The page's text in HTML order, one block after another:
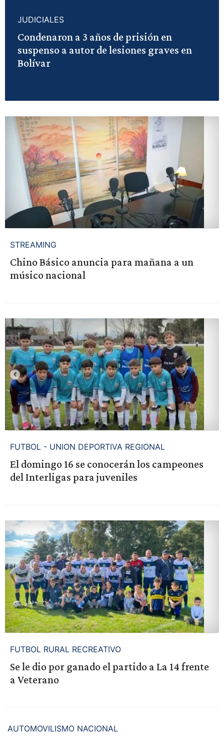
JUDICIALES
Condenaron a 3 años de prisión en
suspenso a autor de lesiones graves en
Bolívar
STREAMING
Chino Básico anuncia para mañana a un
músico nacional
FUTBOL - UNION DEPORTIVA REGIONAL
El domingo 16 se conocerán los campeones
del Interligas para juveniles
FUTBOL RURAL RECREATIVO
Se le dio por ganado el partido a La 14 frente
a Veterano
AUTOMOVILISMO NACIONAL